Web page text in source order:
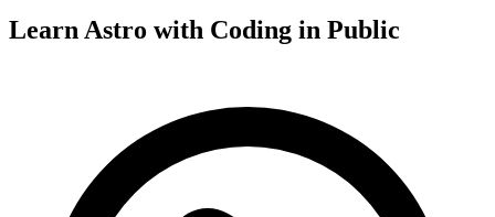
Learn Astro with Coding in Public